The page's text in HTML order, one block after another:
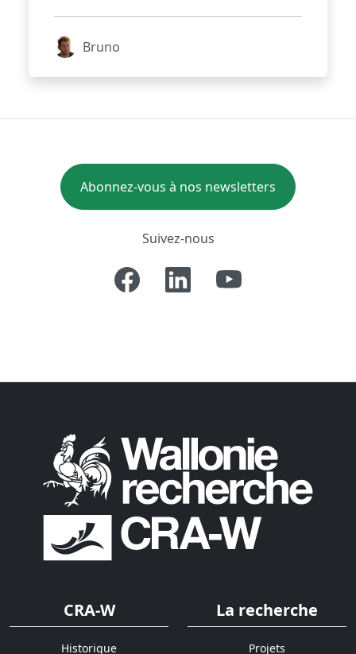
Bruno
Abonnez-vous à nos newsletters
Suivez-nous
CRA-W
Historique
La recherche
Projets